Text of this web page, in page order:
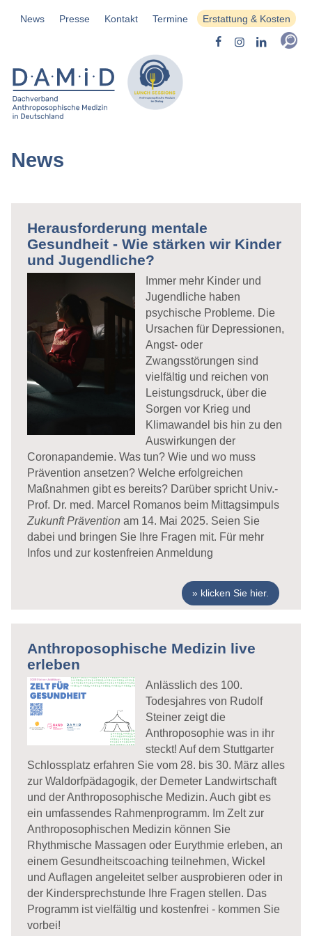
News Presse Kontakt Termine Erstattung & Kosten
News
Herausforderung mentale
Gesundheit - Wie stärken wir Kinder
und Jugendliche?
Immer mehr Kinder und
Jugendliche haben
psychische Probleme. Die
Ursachen für Depressionen,
Angst- oder
Zwangsstörungen sind
vielfältig und reichen von
Leistungsdruck, über die
Sorgen vor Krieg und
Klimawandel bis hin zu den
Auswirkungen der
Coronapandemie. Was tun? Wie und wo muss
Prävention ansetzen? Welche erfolgreichen
Maßnahmen gibt es bereits? Darüber spricht Univ.-
Prof. Dr. med. Marcel Romanos beim Mittagsimpuls
Zukunft Prävention am 14. Mai 2025. Seien Sie
dabei und bringen Sie Ihre Fragen mit. Für mehr
Infos und zur kostenfreien Anmeldung
klicken Sie hier.
Anthroposophische Medizin live
erleben
Anlässlich des 100.
Todesjahres von Rudolf
Steiner zeigt die
Anthroposophie was in ihr
steckt! Auf dem Stuttgarter
Schlossplatz erfahren Sie vom 28. bis 30. März alles
zur Waldorfpädagogik, der Demeter Landwirtschaft
und der Anthroposophische Medizin. Auch gibt es
ein umfassendes Rahmenprogramm. Im Zelt zur
Anthroposophischen Medizin können Sie
Rhythmische Massagen oder Eurythmie erleben, an
einem Gesundheitscoaching teilnehmen, Wickel
und Auflagen angeleitet selber ausprobieren oder in
der Kindersprechstunde Ihre Fragen stellen. Das
Programm ist vielfältig und kostenfrei - kommen Sie
vorbei!